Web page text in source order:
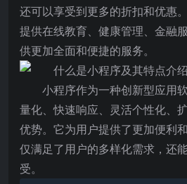
还可以享受到更多的折扣和优惠
提供在线教育、健康管理、金融
供更加全面和便捷的服务。
小程序作为一种创新型应用
量化、快速响应、灵活个性化、
优势。它为用户提供了更加便利
仅满足了用户的多样化需求，还
受。